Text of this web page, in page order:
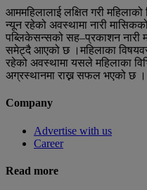
आममहिलालाई लक्षित गरी
न्यून रहेको अवस्थामा नारी
पब्लिकेसन्सको सह–प्रकाशन नारी
समेट्दै आएको छ ।महिलाका
रहेको अवस्थामा यसले महिलाका
अग्रस्थानमा राख्न सफल भएको छ ।
Company
Advertise with us
Career
Read more